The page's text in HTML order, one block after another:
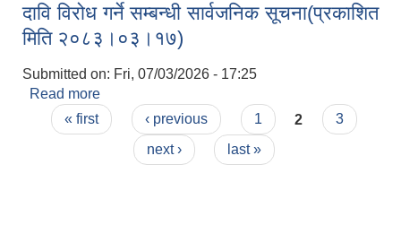
मिति २०८३।०३।१९)
दावि विरोध गर्ने सम्बन्धी सार्वजनिक सूचना(प्रकाशित
मिति २०८३।०३।१७)
Submitted on: Fri, 07/03/2026 - 17:25
Read more
मिति २०८३।०३।१७)
Pages
« first ‹ previous 1 2
3
next ›
last »